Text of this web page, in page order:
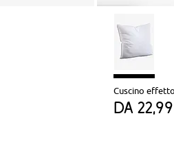
Cuscino
da